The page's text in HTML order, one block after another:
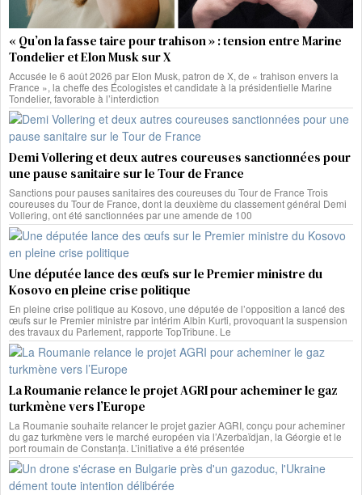
« Qu’on la fasse taire pour trahison » : tension entre Marine
Tondelier et Elon Musk sur X
Accusée le 6 août 2026 par Elon Musk, patron de X, de « trahison envers la
France », la cheffe des Écologistes et candidate à la présidentielle Marine
Tondelier, favorable à l’interdiction
Demi Vollering et deux autres coureuses sanctionnées pour
une pause sanitaire sur le Tour de France
Sanctions pour pauses sanitaires des coureuses du Tour de France Trois
coureuses du Tour de France, dont la deuxième du classement général Demi
Vollering, ont été sanctionnées par une amende de 100
Une députée lance des œufs sur le Premier ministre du
Kosovo en pleine crise politique
En pleine crise politique au Kosovo, une députée de l’opposition a lancé des
œufs sur le Premier ministre par intérim Albin Kurti, provoquant la suspension
des travaux du Parlement, rapporte TopTribune. Le
La Roumanie relance le projet AGRI pour acheminer le gaz
turkmène vers l’Europe
La Roumanie souhaite relancer le projet gazier AGRI, conçu pour acheminer
du gaz turkmène vers le marché européen via l’Azerbaïdjan, la Géorgie et le
port roumain de Constanța. L’initiative a été présentée